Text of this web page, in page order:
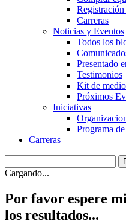
Carreras
Noticias y Eventos
Todos los
Presentado
Testimonios
Kit de
Próximos
Iniciativas
Programa
Carreras
Cargando...
Por favor espere
los resultados...